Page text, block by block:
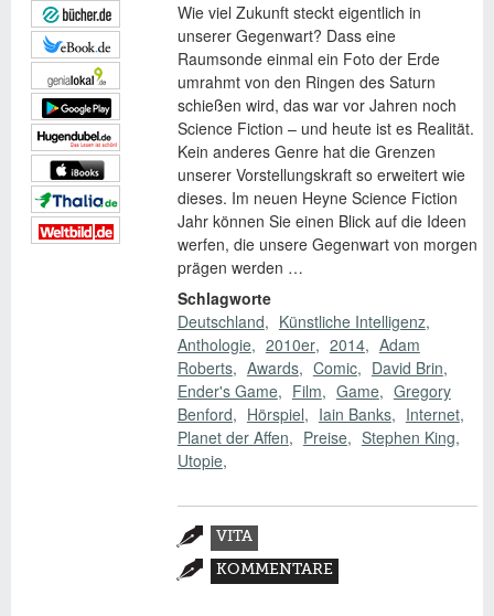
Wie viel Zukunft steckt eigentlich in
unserer Gegenwart? Dass eine
Raumsonde einmal ein Foto der Erde
umrahmt von den Ringen des Saturn
schießen wird, das war vor Jahren noch
Science Fiction – und heute ist es Realität.
Kein anderes Genre hat die Grenzen
unserer Vorstellungskraft so erweitert wie
dieses. Im neuen Heyne Science Fiction
Jahr können Sie einen Blick auf die Ideen
werfen, die unsere Gegenwart von morgen
prägen werden …
Schlagworte
Deutschland
Künstliche Intelligenz
Anthologie
2010er 2014
Adam
Roberts
Awards Comic
David Brin
Ender's Game
Film Game
Gregory
Benford
Hörspiel Iain Banks
Internet
Planet der Affen
Preise
Stephen King
Utopie
Zusatzmaterial
VITA
(AKTIVER
REITER)
KOMMENTARE